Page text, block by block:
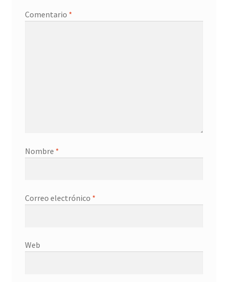
Comentario *
Nombre *
Correo electrónico *
Web